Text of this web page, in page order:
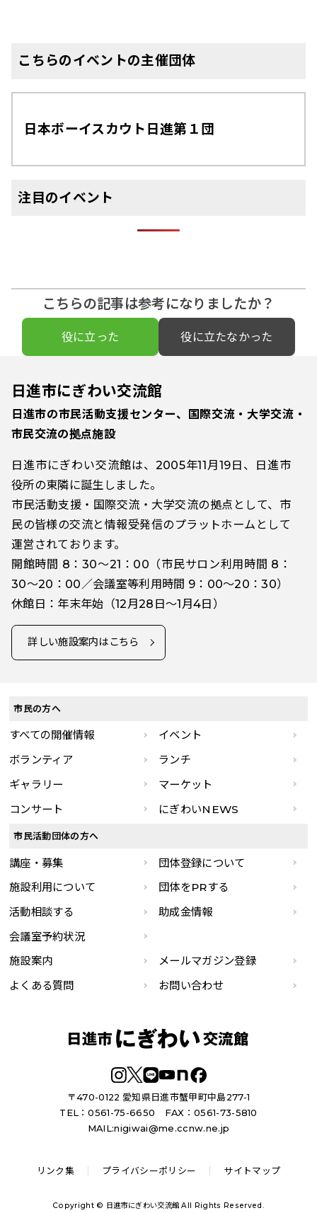
こちらのイベントの主催団体
日本ボーイスカウト日進第１団
注目のイベント
こちらの記事は参考になりましたか？
役に立った 役に立たなかった
日進市にぎわい交流館
日進市の市民活動支援センター、国際交流・大学交流・
市民交流の拠点施設
日進市にぎわい交流館は、2005年11月19日、日進市
役所の東隣に誕生しました。
市民活動支援・国際交流・大学交流の拠点として、市
民の皆様の交流と情報受発信のプラットホームとして
運営されております。
開館時間 8：30～21：00（市民サロン利用時間 8：
30～20：00／会議室等利用時間 9：00～20：30）
休館日：年末年始（12月28日～1月4日）
詳しい施設案内はこちら
〒470-0122 愛知県日進市蟹甲町中島277-1
TEL：0561-75-6650 FAX：0561-73-5810
MAIL:nigiwai@me.ccnw.ne.jp
市民の方へ
すべての開催情報
イベント
ボランティア
ランチ
ギャラリー
マーケット
コンサート
にぎわいNEWS
市民活動団体の方へ
講座・募集
団体登録について
施設利用について
団体をPRする
活動相談する
助成金情報
会議室予約状況
施設案内
メールマガジン登録
よくある質問
お問い合わせ
リンク集 プライバシーポリシー サイトマップ
Copyright © 日進市にぎわい交流館 All Rights Reserved.